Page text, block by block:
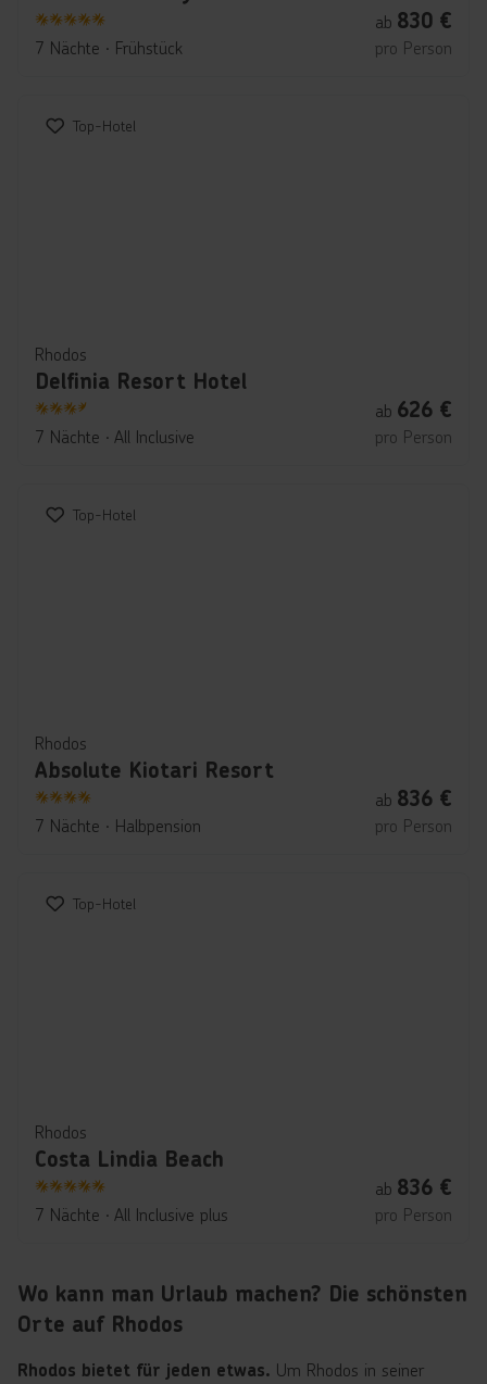
5
7 Nächte ∙ Frühstück
ab 830 €
pro Person
Top-Hotel
Rhodos
Delfinia Resort Hotel
3.5
7 Nächte ∙ All Inclusive
ab 626 €
pro Person
Top-Hotel
Rhodos
Absolute Kiotari Resort
4
7 Nächte ∙ Halbpension
ab 836 €
pro Person
Top-Hotel
Rhodos
Costa Lindia Beach
5
7 Nächte ∙ All Inclusive plus
ab 836 €
pro Person
Wo kann man Urlaub machen? Die schönsten
Orte auf Rhodos
Rhodos bietet für jeden etwas. Um Rhodos in seiner